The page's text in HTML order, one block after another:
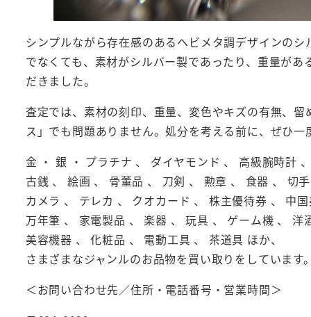
シンプルながら存在感のあるヘビメタ調デザインの
でなくても、素材がシルバー製であったり、重量が
だきました。
査定では、素材の刻印、重量、変色やキズの有無、
ス」でも問題ありません。処分を考える前に、ぜひ
金 ・ 銀 ・ プラチナ 、 ダイヤモンド 、 高級腕時計
古銭 、 絵画 、 骨董品 、 刀剣 、 勲章 、 食器 、 切手
カメラ 、 テレカ 、 クオカード 、 株主優待券 、 中国
万年筆 、 家電製品 、 楽器 、 玩具 、 ゲーム機 、 洋
美容機器 、 化粧品 、 電動工具 、 茶道具 ほか、
さまざまなジャンルのお品物を買い取りをしています。
＜お問い合わせ先／住所・電話番号・営業時間＞